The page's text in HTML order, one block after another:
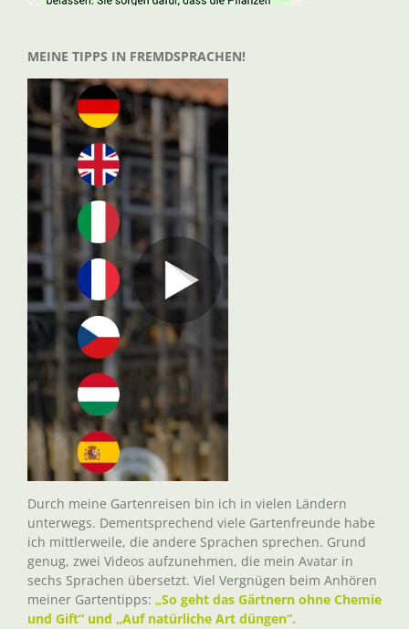
MEINE TIPPS IN FREMDSPRACHEN!
Durch meine Gartenreisen bin ich in vielen Ländern
unterwegs. Dementsprechend viele Gartenfreunde habe
ich mittlerweile, die andere Sprachen sprechen. Grund
genug, zwei Videos aufzunehmen, die mein Avatar in
sechs Sprachen übersetzt. Viel Vergnügen beim Anhören
meiner Gartentipps: „So geht das Gärtnern ohne Chemie
und Gift“ und „Auf natürliche Art düngen“.